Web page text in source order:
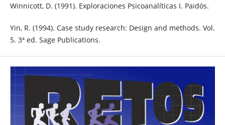
Winnicott, D. (1991). Exploraciones Psicoanalíticas I. Paidós.
Yin, R. (1994). Case study research: Design and methods. Vol.
5. 3ª ed. Sage Publications.